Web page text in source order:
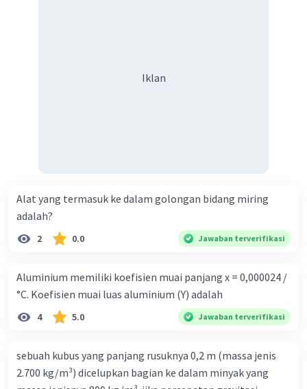
Iklan
Alat yang termasuk ke dalam golongan bidang miring
adalah?
2 0.0 Jawaban terverifikasi
Aluminium memiliki koefisien muai panjang x = 0,000024 /
°C. Koefisien muai luas aluminium (Y) adalah
4 5.0 Jawaban terverifikasi
sebuah kubus yang panjang rusuknya 0,2 m (massa jenis
2.700 kg/m³) dicelupkan bagian ke dalam minyak yang